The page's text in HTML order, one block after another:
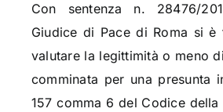
Con sentenza n. 28476/
Giudice di Pace di Roma si
valutare la legittimità o meno
comminata per una presunta
157 comma 6 del Codice